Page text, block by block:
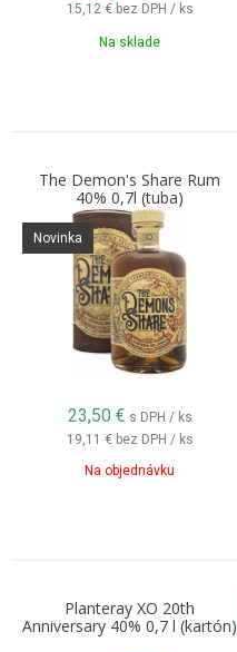
15,12 € bez DPH / ks
Na sklade
The Demon's Share Rum
40% 0,7l (tuba)
Novinka
23,50 € s DPH / ks
19,11 € bez DPH / ks
Na objednávku
Planteray XO 20th
Anniversary 40% 0,7 l (kartón)